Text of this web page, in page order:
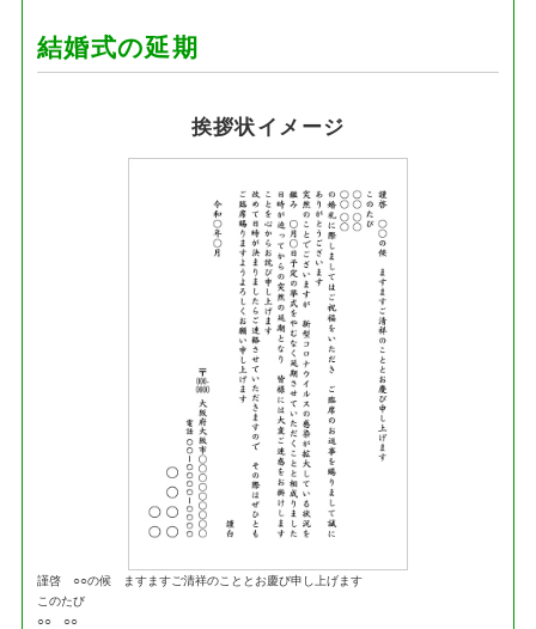
結婚式の延期
謹啓 ○○の候 ますますご清祥のこととお慶び申し上げます
このたび
○○ ○○
挨拶状イメージ